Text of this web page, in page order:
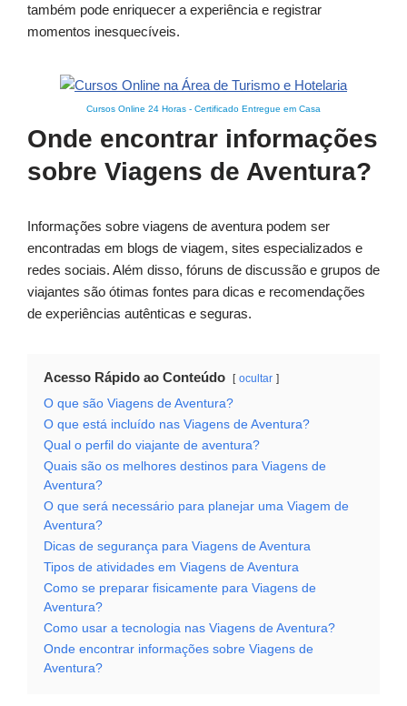
também pode enriquecer a experiência e registrar
momentos inesquecíveis.
Cursos Online 24 Horas - Certificado Entregue em Casa
Onde encontrar informações
sobre Viagens de Aventura?
Informações sobre viagens de aventura podem ser
encontradas em blogs de viagem, sites especializados e
redes sociais. Além disso, fóruns de discussão e grupos de
viajantes são ótimas fontes para dicas e recomendações
de experiências autênticas e seguras.
Acesso Rápido ao Conteúdo ocultar
O que são Viagens de Aventura?
O que está incluído nas Viagens de Aventura?
Qual o perfil do viajante de aventura?
Quais são os melhores destinos para Viagens de
Aventura?
O que será necessário para planejar uma Viagem de
Aventura?
Dicas de segurança para Viagens de Aventura
Tipos de atividades em Viagens de Aventura
Como se preparar fisicamente para Viagens de
Aventura?
Como usar a tecnologia nas Viagens de Aventura?
Onde encontrar informações sobre Viagens de
Aventura?